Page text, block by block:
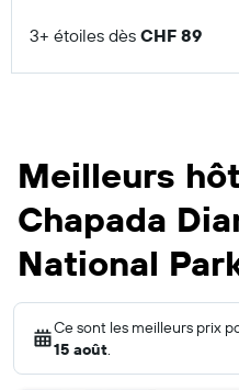
3+ étoiles dès CHF 89
Meilleurs
Chapada
National
Ce sont les meilleurs prix
15 août